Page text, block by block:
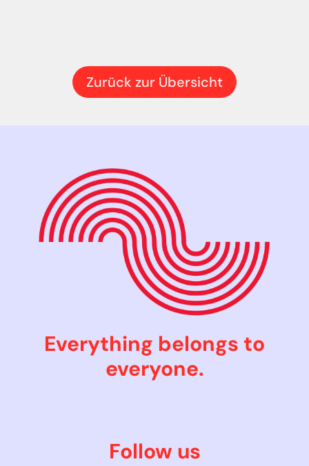
Zurück zur Übersicht
Everything belongs to
everyone.
Follow us